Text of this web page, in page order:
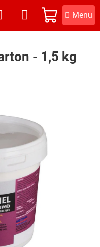
NÁKUPNÍ
KOŠÍK
- 1,5 kg